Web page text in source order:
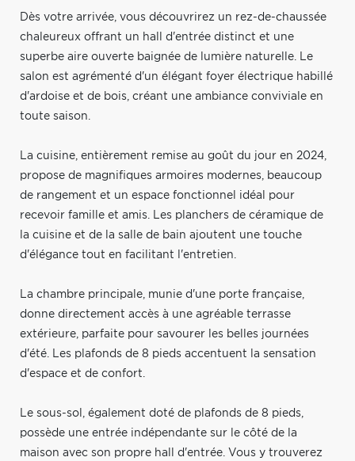
Dès votre arrivée, vous découvrirez un rez-de-chaussée
chaleureux offrant un hall d'entrée distinct et une
superbe aire ouverte baignée de lumière naturelle. Le
salon est agrémenté d'un élégant foyer électrique habillé
d'ardoise et de bois, créant une ambiance conviviale en
toute saison.
La cuisine, entièrement remise au goût du jour en 2024,
propose de magnifiques armoires modernes, beaucoup
de rangement et un espace fonctionnel idéal pour
recevoir famille et amis. Les planchers de céramique de
la cuisine et de la salle de bain ajoutent une touche
d'élégance tout en facilitant l'entretien.
La chambre principale, munie d'une porte française,
donne directement accès à une agréable terrasse
extérieure, parfaite pour savourer les belles journées
d'été. Les plafonds de 8 pieds accentuent la sensation
d'espace et de confort.
Le sous-sol, également doté de plafonds de 8 pieds,
possède une entrée indépendante sur le côté de la
maison avec son propre hall d'entrée. Vous y trouverez